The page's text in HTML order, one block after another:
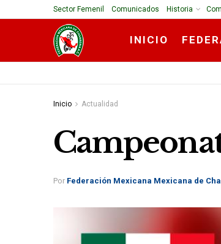
Sector Femenil Comunicados Historia
INICIO
Inicio Actualidad
Por Federación Mexicana Mexicana de